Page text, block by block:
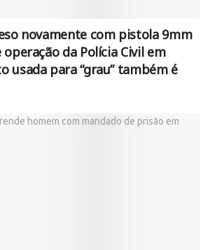
novamente com pistola 9mm
da Polícia Civil em
usada para “grau” também é